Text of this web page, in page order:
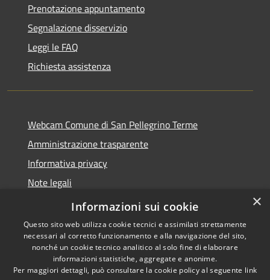
Prenotazione appuntamento
Segnalazione disservizio
Leggi le FAQ
Richiesta assistenza
Webcam Comune di San Pellegrino Terme
Amministrazione trasparente
Informativa privacy
Note legali
Dichiarazione di accessibilità
Accessibilità
Copyright © 2026 • Comune di
San Pellegrino Terme •
×
Informazioni sui cookie
Questo sito web utilizza cookie tecnici e assimilati strettamente
necessari al corretto funzionamento e alla navigazione del sito,
nonché un cookie tecnico analitico al solo fine di elaborare
informazioni statistiche, aggregate e anonime.
Per maggiori dettagli, può consultare la cookie policy al seguente link